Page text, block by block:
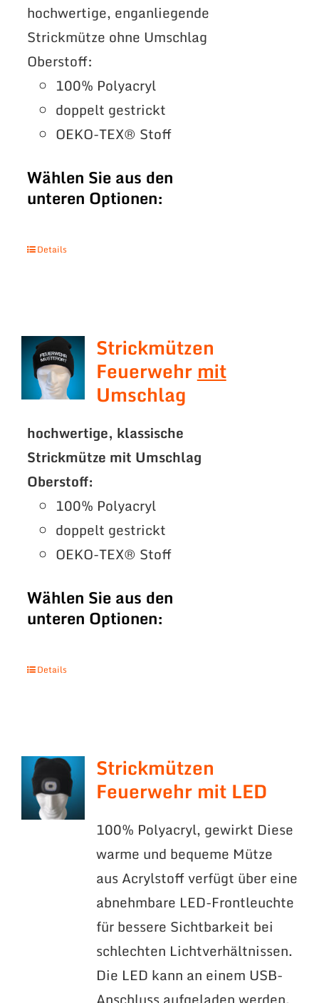
hochwertige, enganliegende
Strickmütze ohne Umschlag
Oberstoff:
100% Polyacryl
doppelt gestrickt
OEKO-TEX® Stoff
Wählen Sie aus den
unteren Optionen:
Details
Strickmützen
Feuerwehr mit
Umschlag
hochwertige, klassische
Strickmütze mit Umschlag
Oberstoff:
100% Polyacryl
doppelt gestrickt
OEKO-TEX® Stoff
Wählen Sie aus den
unteren Optionen:
Details
Strickmützen
Feuerwehr mit LED
100% Polyacryl, gewirkt Diese
warme und bequeme Mütze
aus Acrylstoff verfügt über eine
abnehmbare LED-Frontleuchte
für bessere Sichtbarkeit bei
schlechten Lichtverhältnissen.
Die LED kann an einem USB-